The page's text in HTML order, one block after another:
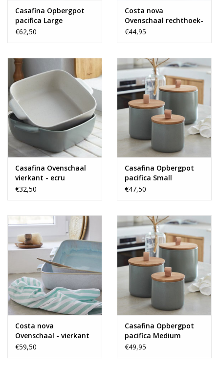
Casafina Opbergpot
pacifica Large
€62,50
Costa nova
Ovenschaal rechthoek-
medium
€44,95
Casafina Ovenschaal
vierkant - ecru
€32,50
Casafina Opbergpot
pacifica Small
€47,50
Costa nova
Ovenschaal - vierkant
XL 32 cm
€59,50
Casafina Opbergpot
pacifica Medium
€49,95